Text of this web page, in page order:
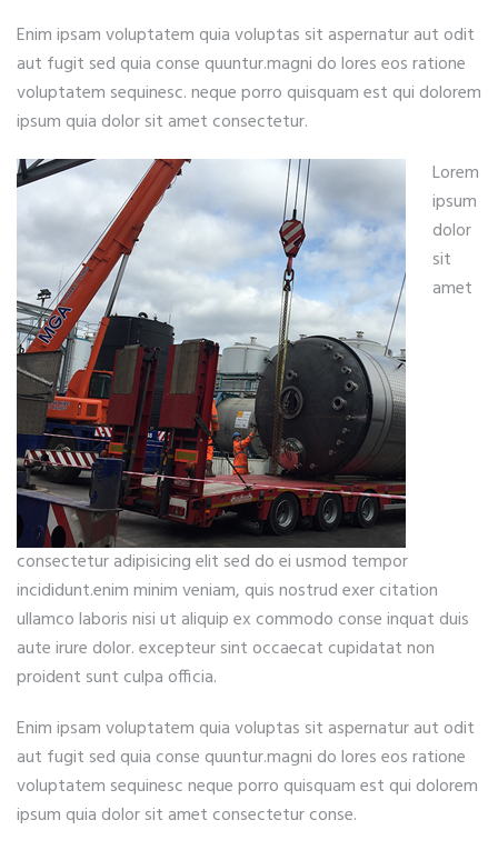
Enim ipsam voluptatem quia voluptas sit aspernatur aut odit
aut fugit sed quia conse quuntur.magni do lores eos ratione
voluptatem sequinesc. neque porro quisquam est qui dolorem
ipsum quia dolor sit amet consectetur.
Lorem
ipsum
dolor
sit
amet
consectetur adipisicing elit sed do ei usmod tempor
incididunt.enim minim veniam, quis nostrud exer citation
ullamco laboris nisi ut aliquip ex commodo conse inquat duis
aute irure dolor. excepteur sint occaecat cupidatat non
proident sunt culpa officia.
Enim ipsam voluptatem quia voluptas sit aspernatur aut odit
aut fugit sed quia conse quuntur.magni do lores eos ratione
voluptatem sequinesc neque porro quisquam est qui dolorem
ipsum quia dolor sit amet consectetur conse.